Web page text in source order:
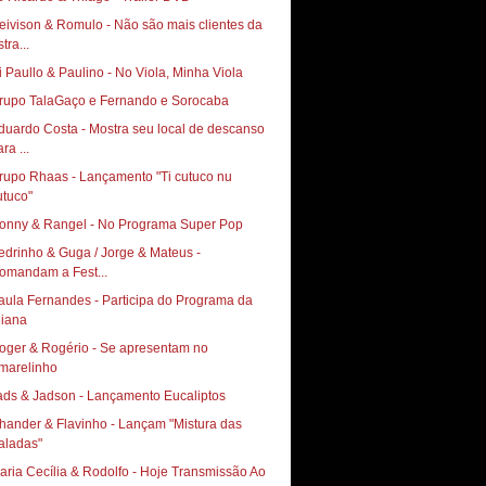
& Romulo - Não são mais clientes da
Di Paullo & Paulino - No Viola, Minha Viola‏
Grupo TalaGaço e Fernando e Sorocaba‏
Costa - Mostra seu local de descanso
...
Rhaas - Lançamento "Ti cutuco nu
Ronny & Rangel - No Programa Super Pop‏
& Guga / Jorge & Mateus -
a Fest...
Fernandes - Participa do Programa da
Eliana‏
& Rogério - Se apresentam no
Amarelinho‏
& Jadson - Lançamento Eucaliptos
& Flavinho - Lançam "Mistura das
Baladas"‏
Cecília & Rodolfo‏ - Hoje Transmissão Ao